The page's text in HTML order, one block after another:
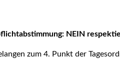
NEIN
zum 4. Punkt der